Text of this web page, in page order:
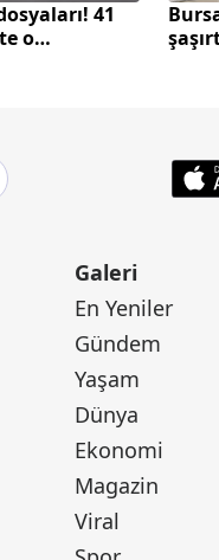
41
o
Galeri
En Yeniler
Gündem
Yaşam
Dünya
Ekonomi
Magazin
Viral